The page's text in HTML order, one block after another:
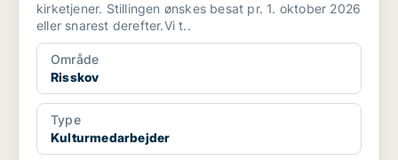
kirketjener. Stillingen ønskes besat pr. 1. oktober 2026
eller snarest derefter.Vi t..
Område
Risskov
Type
Kulturmedarbejder